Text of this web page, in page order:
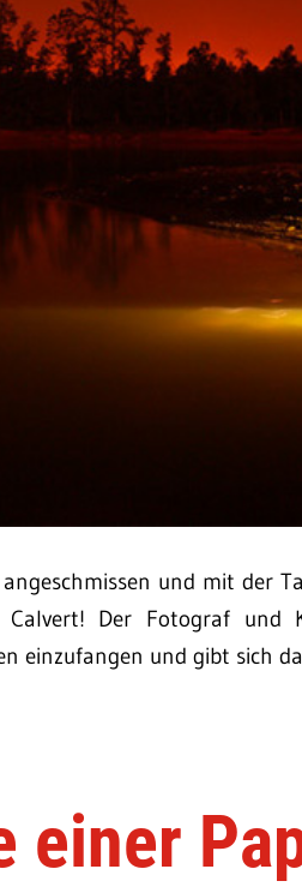
und mit der
Der Fotograf und
einzufangen und gibt sich
einer